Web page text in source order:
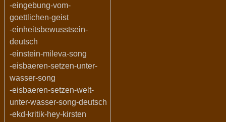
-eingebung-vom-
goettlichen-geist
-einheitsbewusstsein-
deutsch
-einstein-mileva-song
-eisbaeren-setzen-unter-
wasser-song
-eisbaeren-setzen-welt-
unter-wasser-song-deutsch
-ekd-kritik-hey-kirsten